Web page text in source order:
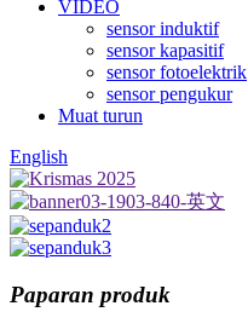
VIDEO
sensor induktif
sensor kapasitif
sensor fotoelektrik
sensor pengukur
Muat turun
English
Paparan produk